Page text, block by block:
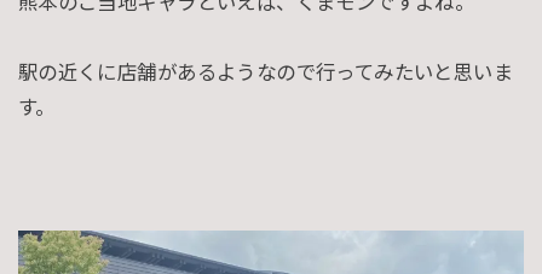
駅の近くに店舗があるようなので行ってみたいと思いま
す。